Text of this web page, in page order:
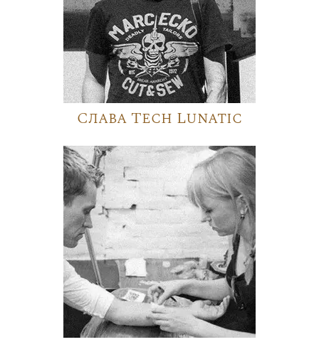
Слава Tech Lunatic